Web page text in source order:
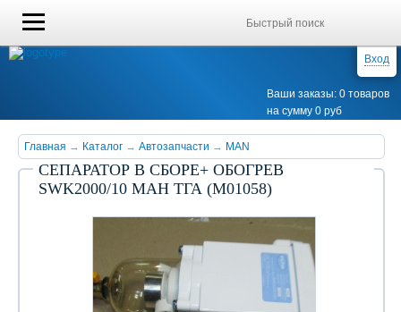
Вход
Ваши заказы: 0 товаров
на сумму 0 руб
Главная → Каталог → Автозапчасти → MAN
СЕПАРАТОР В СБОРЕ+ ОБОГРЕВ
SWK2000/10 МАН ТГА (М01058)